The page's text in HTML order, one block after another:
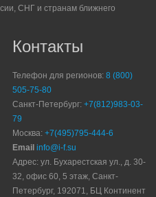
СНГ и странам ближнего
Контакты
Телефон для регионов: 8 (800)
505-75-80
Санкт-Петербург: +7(812)983-03-
79
Москва: +7(495)795-444-6
Email info@i-f.su
Адрес: ул. Бухарестская ул., д. 30-
32, офис 60, 5 этаж, Санкт-
Петербург, 192071, БЦ Континент